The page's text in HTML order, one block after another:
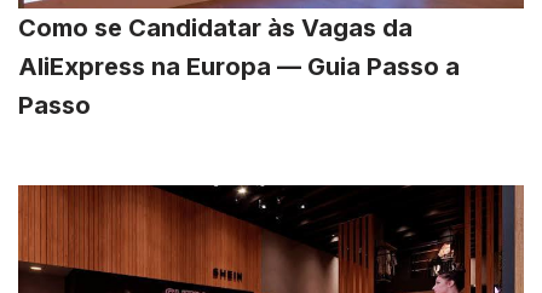
Como se Candidatar às Vagas da
AliExpress na Europa — Guia Passo a
Passo